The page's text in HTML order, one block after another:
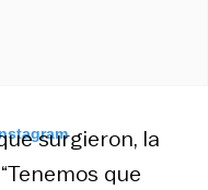
surgieron, la
que